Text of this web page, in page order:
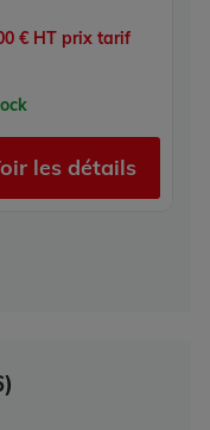
€ HT prix tarif
les détails